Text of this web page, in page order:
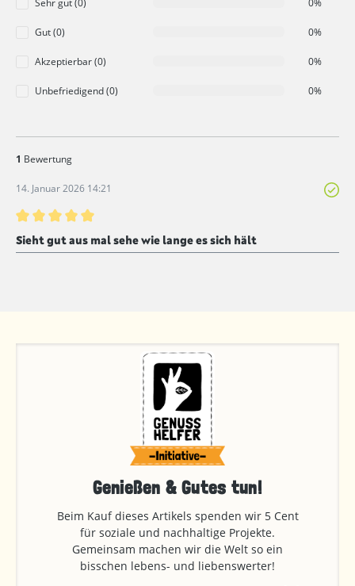
Sehr gut (0) 0%
Gut (0) 0%
Akzeptierbar (0) 0%
Unbefriedigend (0) 0%
1 Bewertung
14. Januar 2026 14:21
Bewertung mit 5 von 5 Sternen
Sieht gut aus mal sehe wie lange es sich hält
Genießen & Gutes tun!
Beim Kauf dieses Artikels spenden wir 5 Cent
für soziale und nachhaltige Projekte.
Gemeinsam machen wir die Welt so ein
bisschen lebens- und liebenswerter!